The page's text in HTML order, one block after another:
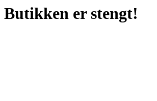
Butikken er stengt!